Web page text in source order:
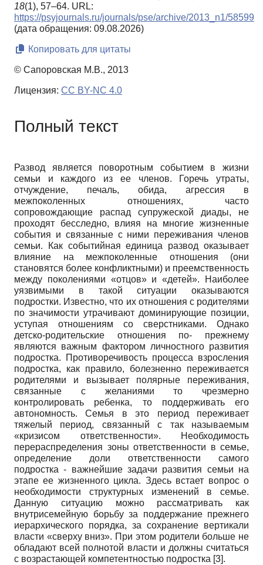
18(1), 57–64. URL:
https://psyjournals.ru/journals/pse/archive/2013_n1/58599
(дата обращения: 09.08.2026)
Копировать для цитаты
© Сапоровская М.В., 2013
Лицензия: CC BY-NC 4.0
Полный текст
Развод является поворотным событием в жизни
семьи и каждого из ее членов. Горечь утраты,
отчуждение, печаль, обида, агрессия в
межпоколенных отношениях, часто
сопровождающие распад супружеской диады, не
проходят бесследно, влияя на многие жизненные
события и связанные с ними переживания членов
семьи. Как событийная единица развод оказывает
влияние на межпоколенные отношения (они
становятся более конфликтными) и преемственность
между поколениями «отцов» и «детей». Наиболее
уязвимыми в такой ситуации оказываются
подростки. Известно, что их отношения с родителями
по значимости утрачивают доминирующие позиции,
уступая отношениям со сверстниками. Однако
детско-родительские отношения по- прежнему
являются важным фактором личностного развития
подростка. Противоречивость процесса взросления
подростка, как правило, болезненно переживается
родителями и вызывает полярные переживания,
связанные с желаниями то чрезмерно
контролировать ребенка, то поддерживать его
автономность. Семья в это период переживает
тяжелый период, связанный с так называемым
«кризисом ответственности». Необходимость
перераспределения зоны ответственности в семье,
определение доли ответственности самого
подростка - важнейшие задачи развития семьи на
этапе ее жизненного цикла. Здесь встает вопрос о
необходимости структурных изменений в семье.
Данную ситуацию можно рассматривать как
внутрисемейную борьбу за поддержание прежнего
иерархического порядка, за сохранение вертикали
власти «сверху вниз». При этом родители больше не
обладают всей полнотой власти и должны считаться
с возрастающей компетентностью подростка [3].